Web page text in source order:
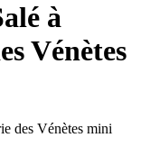
à
Vénètes